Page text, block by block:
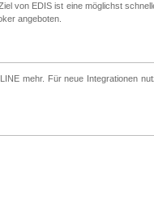
von EDIS ist eine möglichst
angeboten.
mehr. Für neue Integrationen